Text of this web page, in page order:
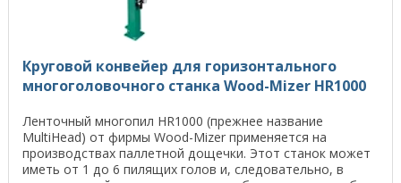
Круговой конвейер для горизонтального
многоголовочного станка Wood-Mizer HR1000
Ленточный многопил HR1000 (прежнее название
MultiHead) от фирмы Wood-Mizer применяется на
производствах паллетной дощечки. Этот станок может
иметь от 1 до 6 пилящих голов и, следовательно, в